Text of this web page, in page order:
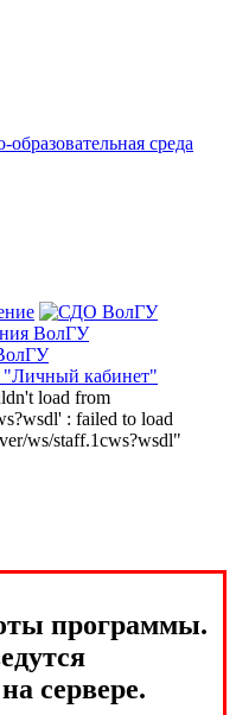
среда
ВолГУ
"Личный кабинет"
load from
: failed to load
ws/staff.1cws?wsdl"
программы.
сервере.